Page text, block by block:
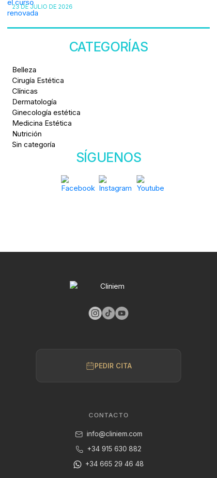
23 DE JULIO DE 2026
CATEGORÍAS
Belleza
Cirugía Estética
Clínicas
Dermatología
Ginecología estética
Medicina Estética
Nutrición
Sin categoría
SÍGUENOS
PEDIR CITA
CONTACTO
info@cliniem.com
+34 915 630 882
+34 665 29 46 48